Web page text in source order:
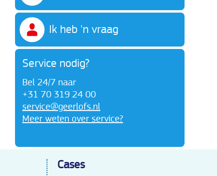
Ik heb 'n vraag
Service nodig?
Bel 24/7 naar
+31 70 319 24 00
service@geerlofs.nl
Meer weten over service?
Cases